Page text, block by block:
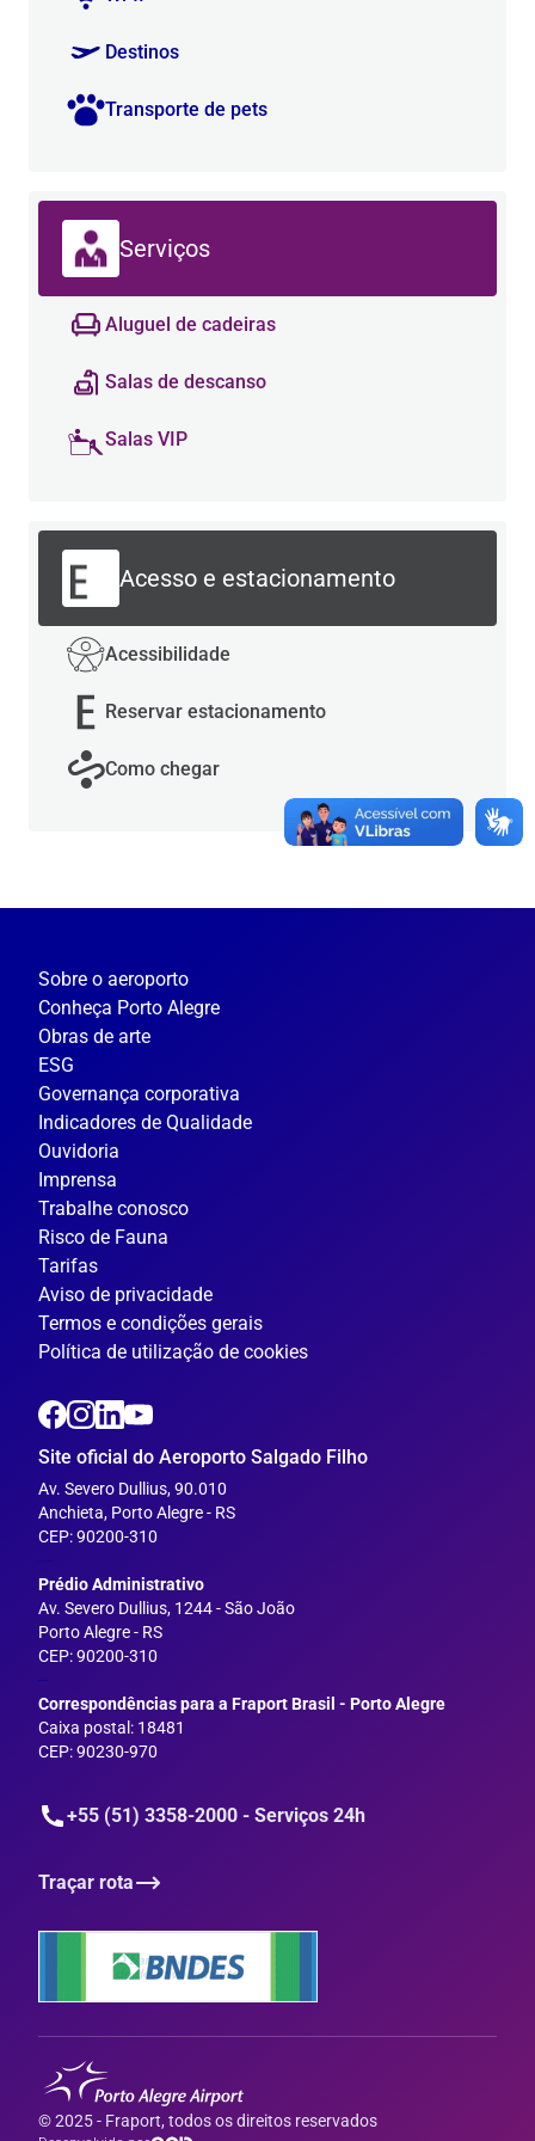
Destinos
Transporte de pets
Serviços
Aluguel de cadeiras
Salas de descanso
Salas VIP
Acesso e estacionamento
Acessibilidade
Reservar estacionamento
Como chegar
Sobre o aeroporto
Conheça Porto Alegre
Obras de arte
ESG
Governança corporativa
Indicadores de Qualidade
Ouvidoria
Imprensa
Trabalhe conosco
Risco de Fauna
Tarifas
Aviso de privacidade
Termos e condições gerais
Política de utilização de cookies
Site oficial do Aeroporto Salgado Filho
Av. Severo Dullius, 90.010
Anchieta, Porto Alegre - RS
CEP: 90200-310
Prédio Administrativo
Av. Severo Dullius, 1244 - São João
Porto Alegre - RS
CEP: 90200-310
--
Correspondências para a Fraport Brasil - Porto Alegre
Caixa postal: 18481
CEP: 90230-970
+55 (51) 3358-2000 - Serviços 24h
Traçar rota
© 2025 - Fraport, todos os direitos reservados